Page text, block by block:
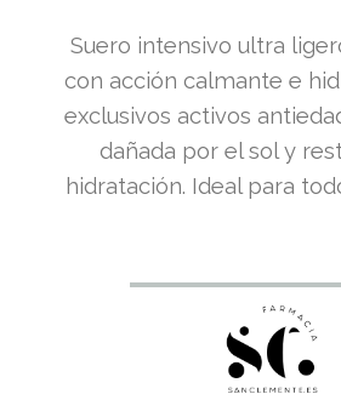
Suero intensivo ultra
con acción calmante e
exclusivos activos
dañada por el sol y
hidratación. Ideal para